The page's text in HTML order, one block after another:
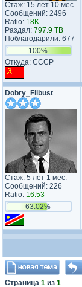
Стаж: 15 лет 10 мес.
Сообщений: 2496
Ratio: 18K
Раздал: 797.9 TB
Поблагодарили: 677
100%
Откуда: СССР
Dobry_Flibust
Стаж: 5 лет 1 мес.
Сообщений: 226
Ratio: 16.53
63.02%
Страница 1 из 1